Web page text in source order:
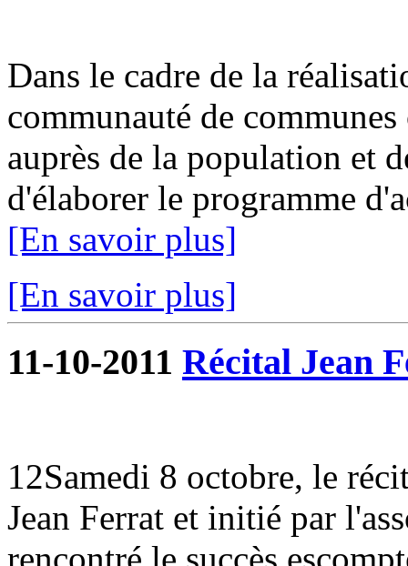
Dans le cadre de la
communauté de
auprès de la population et
d'élaborer le programme
[En savoir plus]
[En savoir plus]
11-10-2011 Récital Jean
12Samedi 8 octobre, le
Jean Ferrat et initié par